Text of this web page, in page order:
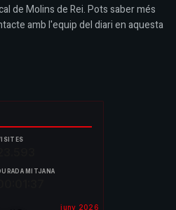
de Molins de Rei. Pots saber més
amb l'equip del diari en aquesta